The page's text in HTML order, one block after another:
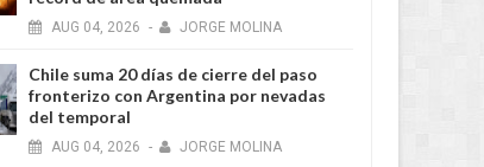
AUG 04, 2026 - JORGE MOLINA
Chile suma 20 días de cierre del paso
fronterizo con Argentina por nevadas
del temporal
AUG 04, 2026 - JORGE MOLINA